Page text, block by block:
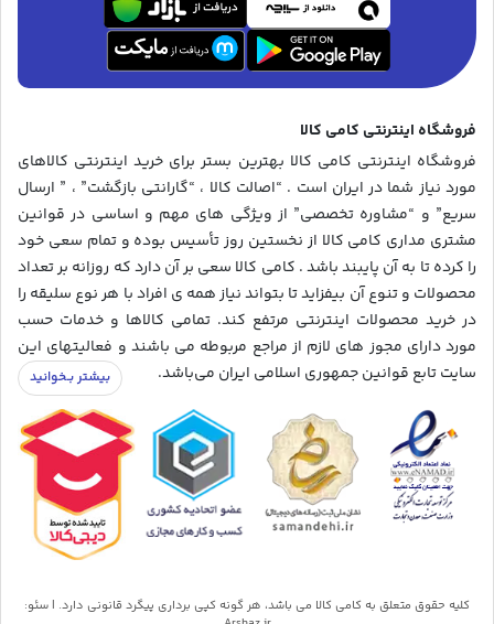
فروشگاه اینترنتی کامی کالا
فروشگاه اینترنتی کامی کالا بهترین بستر برای خرید اینترنتی کالاهای
مورد نیاز شما در ایران است . “اصالت کالا ، “گارانتی بازگشت” ، ” ارسال
سریع” و “مشاوره تخصصی” از ویژگی های مهم و اساسی در قوانین
مشتری مداری کامی کالا از نخستین روز تأسیس بوده و تمام سعی خود
را کرده تا به آن پایبند باشد . کامی کالا سعی بر آن دارد که روزانه بر تعداد
محصولات و تنوع آن بیفزاید تا بتواند نیاز همه ی افراد با هر نوع سلیقه را
در خرید محصولات اینترنتی مرتفع کند. تمامی کالاها و خدمات حسب
مورد دارای مجوز های لازم از مراجع مربوطه می باشند و فعالیتهای این
سایت تابع قوانین جمهوری اسلامی ایران می‌باشد.
کلیه حقوق متعلق به کامی کالا می باشد، هر گونه کپی برداری پیگرد قانونی دارد. | سئو: